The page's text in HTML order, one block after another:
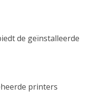
de geïnstalleerde
printers